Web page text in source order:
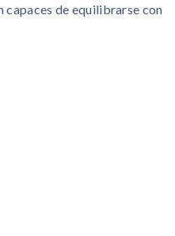
capaces de equilibrarse con